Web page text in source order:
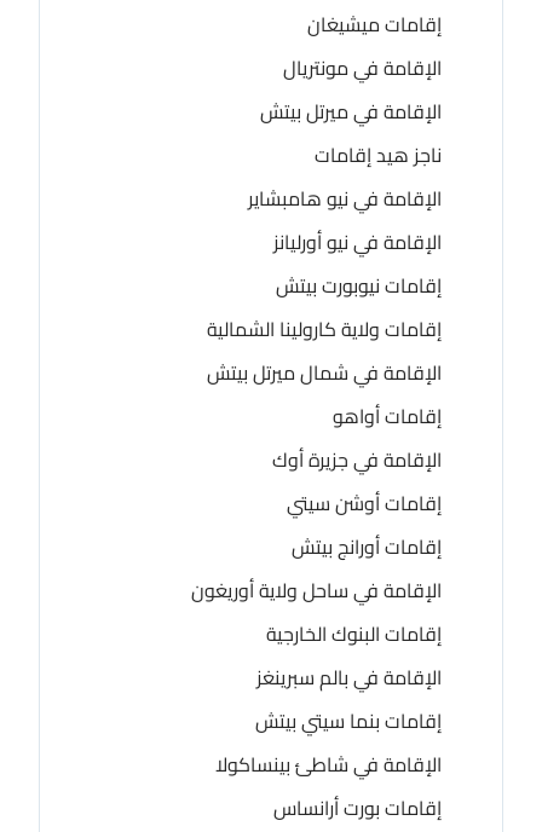
إقامات ميشيغان
الإقامة في مونتريال
الإقامة في ميرتل بيتش
ناجز هيد إقامات
الإقامة في نيو هامبشاير
الإقامة في نيو أورليانز
إقامات نيوبورت بيتش
إقامات ولاية كارولينا الشمالية
الإقامة في شمال ميرتل بيتش
إقامات أواهو
الإقامة في جزيرة أوك
إقامات أوشن سيتي
إقامات أورانج بيتش
الإقامة في ساحل ولاية أوريغون
إقامات البنوك الخارجية
الإقامة في بالم سبرينغز
إقامات بنما سيتي بيتش
الإقامة في شاطئ بينساكولا
إقامات بورت أرانساس